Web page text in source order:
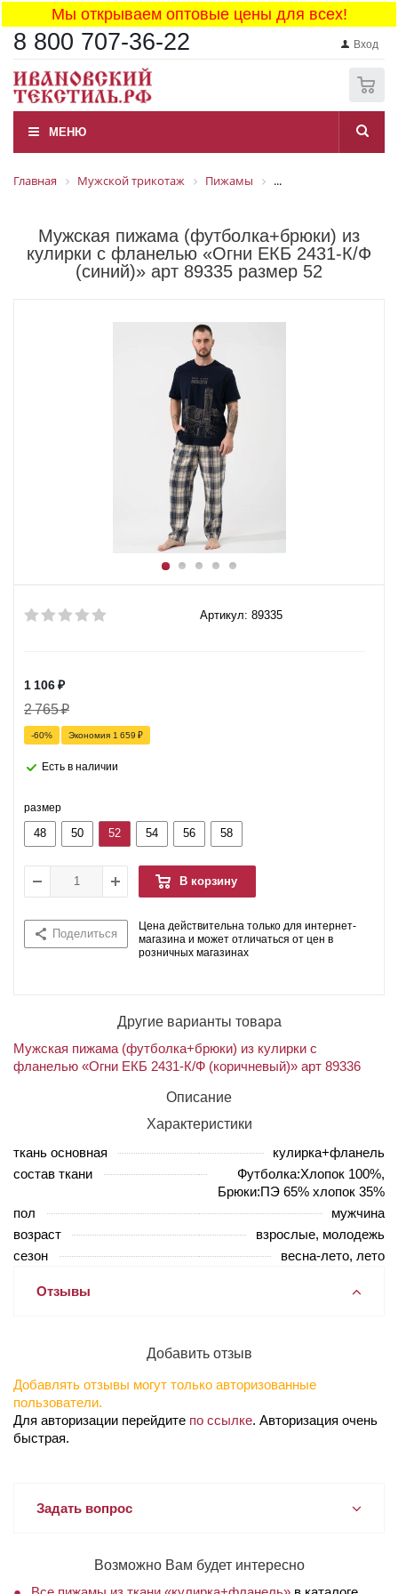
Мы открываем оптовые цены для всех!
8 800 707-36-22 Вход
МЕНЮ
Главная Мужской трикотаж Пижамы ...
Мужская пижама (футболка+брюки) из
кулирки с фланелью «Огни ЕКБ 2431-К/Ф
(синий)» арт 89335 размер 52
Артикул: 89335
1 106₽
2 765₽
-60% Экономия 1 659 ₽
Есть в наличии
размер
48 50 52 54 56 58
В корзину
Поделиться
Цена действительна только для интернет-
магазина и может отличаться от цен в
розничных магазинах
Другие варианты товара
Мужская пижама (футболка+брюки) из кулирки с
фланелью «Огни ЕКБ 2431-К/Ф (коричневый)» арт 89336
Описание
Характеристики
ткань основная
кулирка+фланель
состав ткани
Футболка:Хлопок 100%,
Брюки:ПЭ 65% хлопок 35%
пол
мужчина
возраст
взрослые, молодежь
сезон
весна-лето, лето
Отзывы
Добавить отзыв
Добавлять отзывы могут только авторизованные
пользователи.
Для авторизации перейдите по ссылке. Авторизация очень
быстрая.
Задать вопрос
Возможно Вам будет интересно